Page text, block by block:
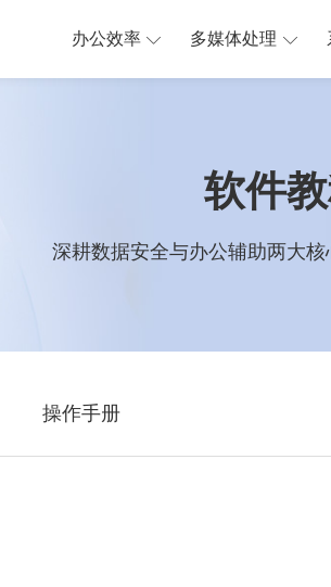
办公效率 多媒体处理
软件
深耕数据安全与办公辅助两大
操作手册